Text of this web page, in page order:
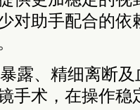
对助手配合的依
露、精细离断
手术，在操作稳